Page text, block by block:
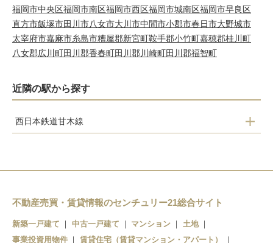
福岡市中央区福岡市南区福岡市西区福岡市城南区福岡市早良区
直方市飯塚市田川市八女市大川市中間市小郡市春日市大野城市
太宰府市嘉麻市糸島市糟屋郡新宮町鞍手郡小竹町嘉穂郡桂川町
八女郡広川町田川郡香春町田川郡川崎町田川郡福智町
近隣の駅から探す
西日本鉄道甘木線
上浦
甘木
不動産売買・賃貸情報のセンチュリー21総合サイト
新築一戸建て 中古一戸建て マンション
土地
事業投資用物件
賃貸住宅（賃貸マンション・アパート）